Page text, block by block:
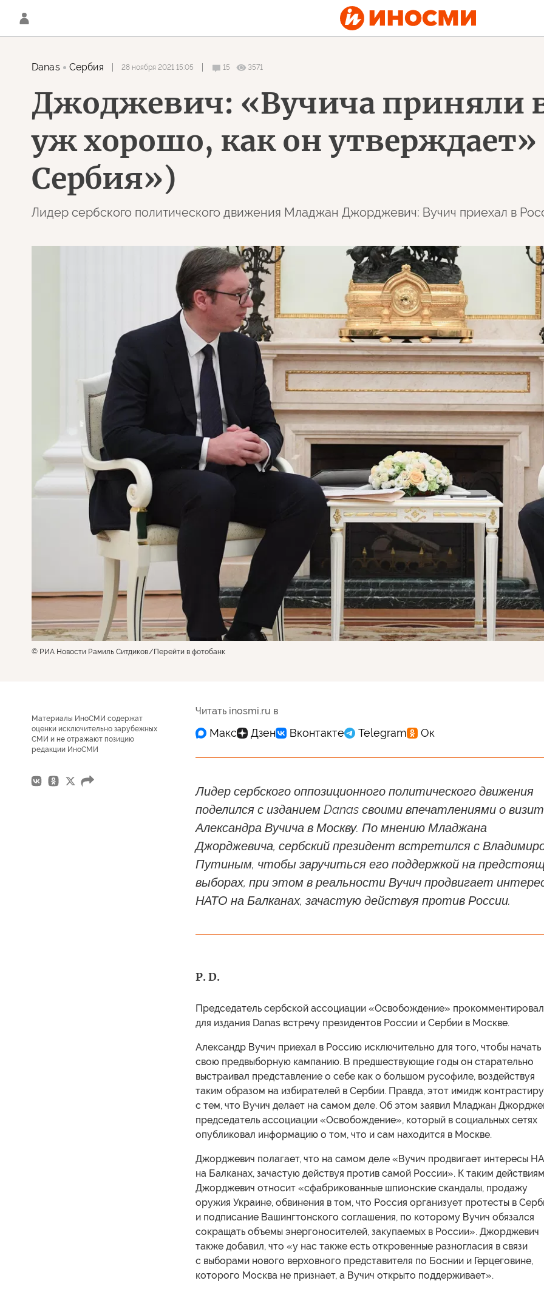
Danas Сербия 28 ноября 2021 15:05 15 3571
Джоджевич: «Вучича приняли
уж хорошо, как он утверждает»
Сербия»)
Лидер сербского политического движения Младжан Джорджевич: Вучич приехал в
© РИА Новости Рамиль Ситдиков Перейти в фотобанк
Материалы ИноСМИ содержат
оценки исключительно зарубежных
СМИ и не отражают позицию
редакции ИноСМИ
Читать inosmi.ru в
Лидер сербского оппозиционного политического движения
поделился с изданием Danas своими впечатлениями о
Александра Вучича в Москву. По мнению Младжана
Джорджевича, сербский президент встретился с
Путиным, чтобы заручиться его поддержкой на
выборах, при этом в реальности Вучич продвигает
НАТО на Балканах, зачастую действуя против России.
P. D.
Председатель сербской ассоциации «Освобождение» прокомментировал
для издания Danas встречу президентов России и Сербии в Москве.
Александр Вучич приехал в Россию исключительно для того, чтобы начать
свою предвыборную кампанию. В предшествующие годы он старательно
выстраивал представление о себе как о большом русофиле, воздействуя
таким образом на избирателей в Сербии. Правда, этот имидж
с тем, что Вучич делает на самом деле. Об этом заявил Младжан
председатель ассоциации «Освобождение», который в социальных сетях
опубликовал информацию о том, что и сам находится в Москве.
Джорджевич полагает, что на самом деле «Вучич продвигает интересы
на Балканах, зачастую действуя против самой России». К таким действиям
Джорджевич относит «сфабрикованные шпионские скандалы, продажу
оружия Украине, обвинения в том, что Россия организует протесты в
и подписание Вашингтонского соглашения, по которому Вучич обязался
сокращать объемы энергоносителей, закупаемых в России». Джорджевич
также добавил, что «у нас также есть откровенные разногласия в связи
с выборами нового верховного представителя по Боснии и Герцеговине,
которого Москва не признает, а Вучич открыто поддерживает».